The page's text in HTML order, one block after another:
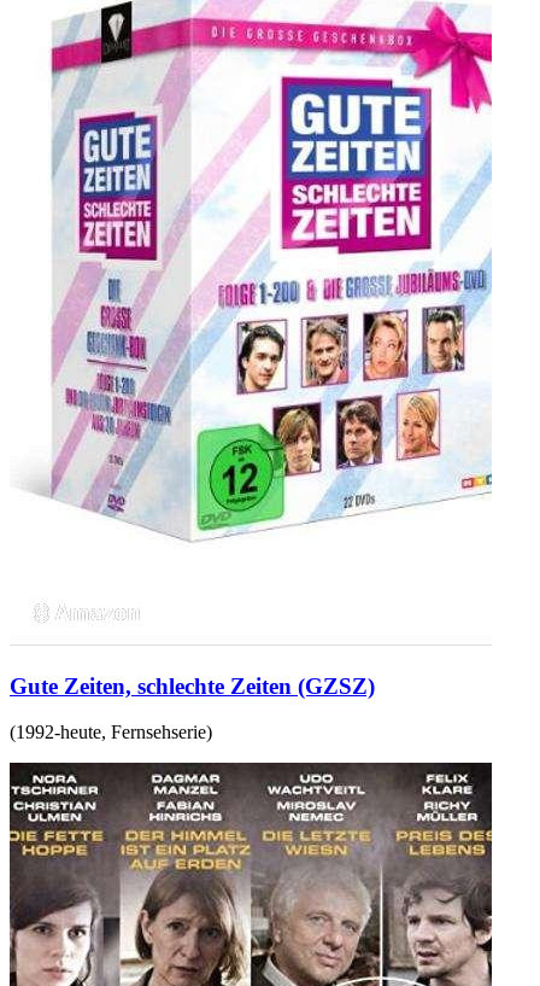
Gute Zeiten, schlechte Zeiten (GZSZ)
(1992-heute, Fernsehserie)